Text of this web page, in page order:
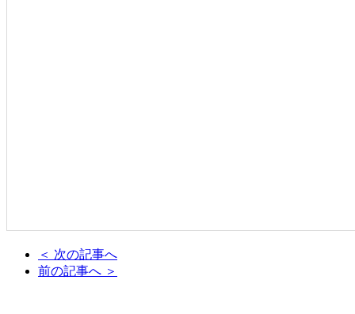
＜ 次の記事へ
前の記事へ ＞